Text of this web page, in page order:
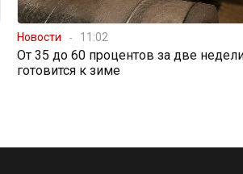
Новости 11:02
От 35 до 60 процентов за две
готовится к зиме